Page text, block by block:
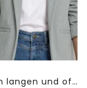
Blazer im langen und offenen Schnitt